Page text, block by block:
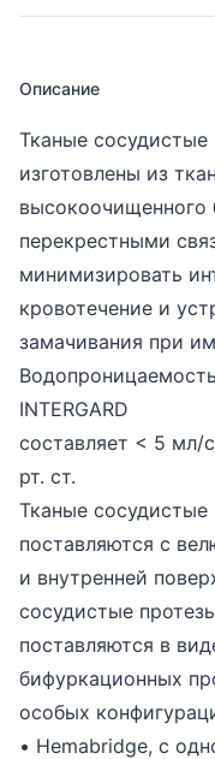
Описание
Тканые сосудистые
изготовлены из
высокоочищенного
перекрестными
минимизировать
кровотечение и
замачивания при
INTERGARD
составляет < 5
рт. ст.
Тканые сосудистые
поставляются с
и внутренней
сосудистые
поставляются в
бифуркационных
особых
• Hemabridge, с